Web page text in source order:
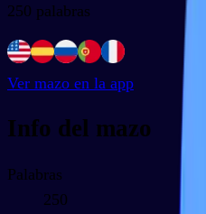
250 palabras
Ver mazo en la app
Info del mazo
Palabras
250